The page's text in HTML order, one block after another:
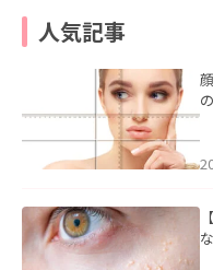
人気記事